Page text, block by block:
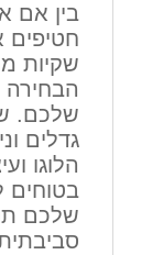
בין אם
חטיפים
שקיות
שלכם.
גדלים
הלוגו
בטוחים
שלכם